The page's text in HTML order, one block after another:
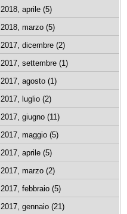
2018, aprile (5)
2018, marzo (5)
2017, dicembre (2)
2017, settembre (1)
2017, agosto (1)
2017, luglio (2)
2017, giugno (11)
2017, maggio (5)
2017, aprile (5)
2017, marzo (2)
2017, febbraio (5)
2017, gennaio (21)